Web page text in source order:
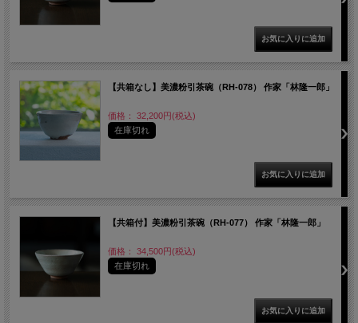
【共箱なし】美濃粉引茶碗（RH-078） 作家「林隆一郎」
価格： 32,200円(税込)
在庫切れ
【共箱付】美濃粉引茶碗（RH-077） 作家「林隆一郎」
価格： 34,500円(税込)
在庫切れ